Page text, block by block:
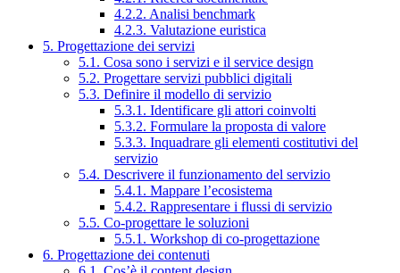
4.2.2. Analisi benchmark
4.2.3. Valutazione euristica
5. Progettazione dei servizi
5.1. Cosa sono i servizi e il service design
5.2. Progettare servizi pubblici digitali
5.3. Definire il modello di servizio
5.3.1. Identificare gli attori coinvolti
5.3.2. Formulare la proposta di valore
5.3.3. Inquadrare gli elementi costitutivi del
servizio
5.4. Descrivere il funzionamento del servizio
5.4.1. Mappare l’ecosistema
5.4.2. Rappresentare i flussi di servizio
5.5. Co-progettare le soluzioni
5.5.1. Workshop di co-progettazione
6. Progettazione dei contenuti